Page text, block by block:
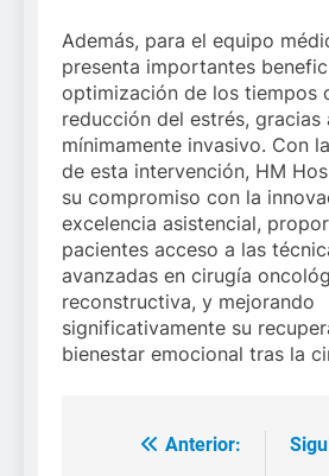
Además, para el equipo
presenta importantes
optimización de los tiempos
reducción del estrés, gracias
mínimamente invasivo. Con
de esta intervención, HM
su compromiso con la
excelencia asistencial,
pacientes acceso a las
avanzadas en cirugía
reconstructiva, y mejorando
significativamente su
bienestar emocional tras la
Navegación
Anterior: